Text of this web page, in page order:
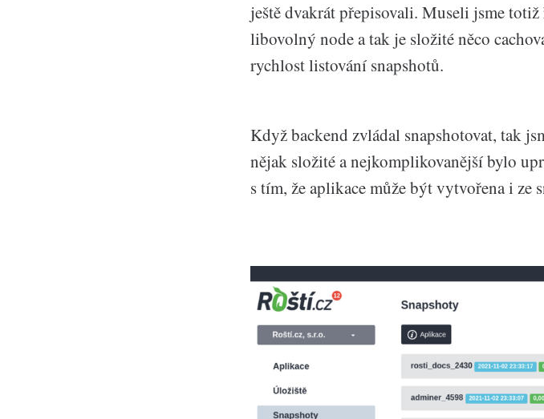
ještě dvakrát přepisovali. Museli jsme
libovolný node a tak je složité něco
rychlost listování snapshotů.
Když backend zvládal snapshotovat, tak
nějak složité a nejkomplikovanější bylo
s tím, že aplikace může být vytvořena i ze